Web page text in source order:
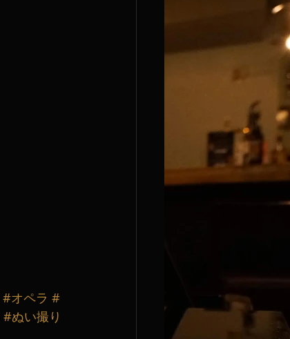
#オペラ #
#ぬい撮り